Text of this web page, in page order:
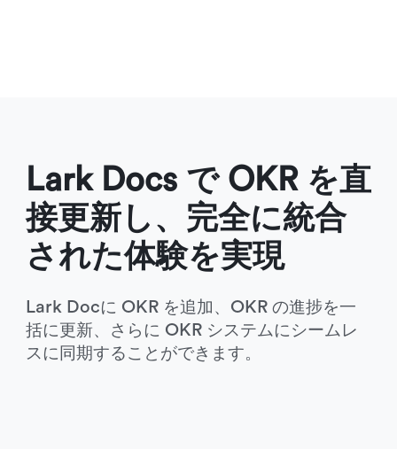
Lark Docs で OKR を直
接更新し、完全に統合
された体験を実現
Lark Docに OKR を追加、OKR の進捗を一
括に更新、さらに OKR システムにシームレ
スに同期することができます。